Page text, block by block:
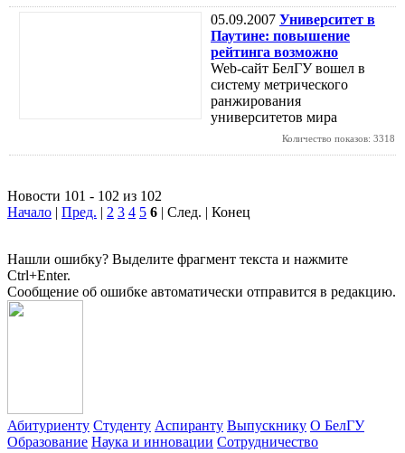
05.09.2007 Университет в
Паутине: повышение
рейтинга возможно
Web-сайт БелГУ вошел в
систему метрического
ранжирования
университетов мира
Количество показов: 3318
Новости 101 - 102 из 102
Начало | Пред. | 2 3 4 5 6 | След. | Конец
Нашли ошибку? Выделите фрагмент текста и нажмите
Ctrl+Enter.
Сообщение об ошибке автоматически отправится в редакцию.
Абитуриенту Студенту Аспиранту Выпускнику О БелГУ
Образование Наука и инновации Сотрудничество